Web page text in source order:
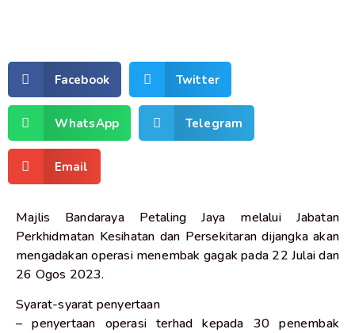
Facebook Twitter
WhatsApp Telegram
Email
Majlis Bandaraya Petaling Jaya melalui Jabatan
Perkhidmatan Kesihatan dan Persekitaran dijangka akan
mengadakan operasi menembak gagak pada 22 Julai dan
26 Ogos 2023.
Syarat-syarat penyertaan
– penyertaan operasi terhad kepada 30 penembak